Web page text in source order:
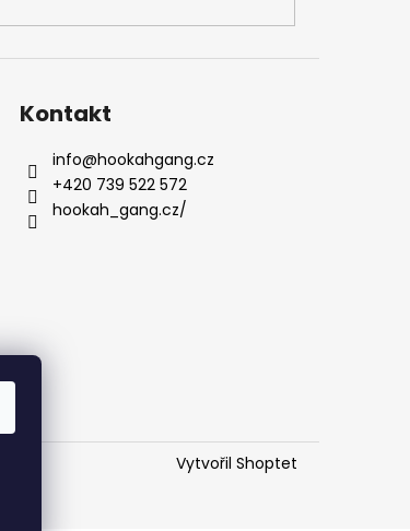
Kontakt
info@hookahgang.cz
+420 739 522 572
hookah_gang.cz/
Vytvořil Shoptet